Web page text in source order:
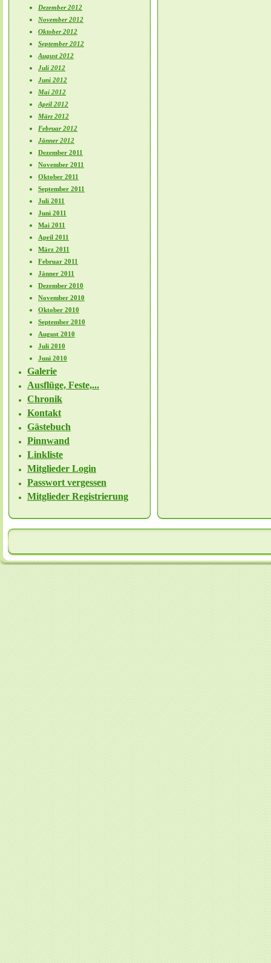
Dezember 2012
November 2012
Oktober 2012
September 2012
August 2012
Juli 2012
Juni 2012
Mai 2012
April 2012
März 2012
Februar 2012
Jänner 2012
Dezember 2011
November 2011
Oktober 2011
September 2011
Juli 2011
Juni 2011
Mai 2011
April 2011
März 2011
Februar 2011
Jänner 2011
Dezember 2010
November 2010
Oktober 2010
September 2010
August 2010
Juli 2010
Juni 2010
Galerie
Ausflüge, Feste,...
Chronik
Kontakt
Gästebuch
Pinnwand
Linkliste
Mitglieder Login
Passwort vergessen
Mitglieder Registrierung